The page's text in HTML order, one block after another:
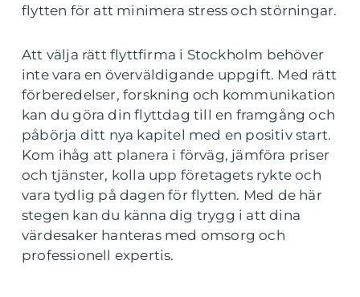
flytten för att minimera stress och störningar.
Att välja rätt flyttfirma i Stockholm behöver
inte vara en överväldigande uppgift. Med rätt
förberedelser, forskning och kommunikation
kan du göra din flyttdag till en framgång och
påbörja ditt nya kapitel med en positiv start.
Kom ihåg att planera i förväg, jämföra priser
och tjänster, kolla upp företagets rykte och
vara tydlig på dagen för flytten. Med de här
stegen kan du känna dig trygg i att dina
värdesaker hanteras med omsorg och
professionell expertis.